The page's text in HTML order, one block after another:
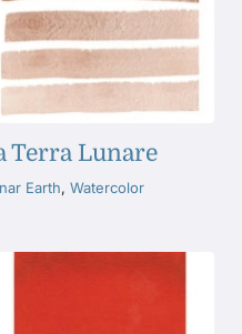
Terra Lunare
Earth, Watercolor